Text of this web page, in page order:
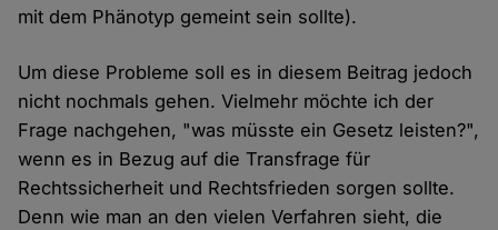
mit dem Phänotyp gemeint sein sollte).
Um diese Probleme soll es in diesem Beitrag jedoch
nicht nochmals gehen. Vielmehr möchte ich der
Frage nachgehen, "was müsste ein Gesetz leisten?",
wenn es in Bezug auf die Transfrage für
Rechtssicherheit und Rechtsfrieden sorgen sollte.
Denn wie man an den vielen Verfahren sieht, die